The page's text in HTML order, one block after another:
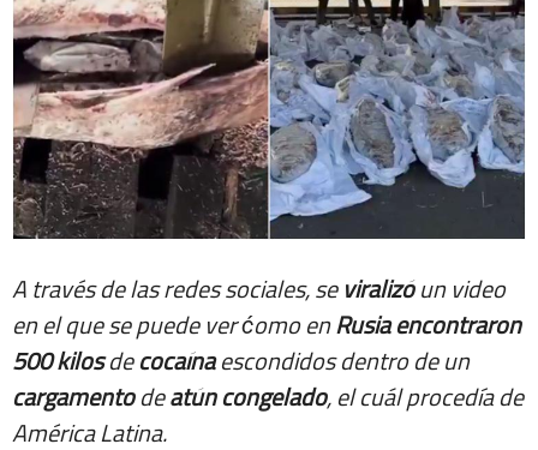
A través de las redes sociales, se viralizóun video
en el que se puede ver ćomo enRusia encontraron
500kilosdecocaínaescondidos dentro de un
cargamentodeatún congelado, el cuál procedía de
América Latina.